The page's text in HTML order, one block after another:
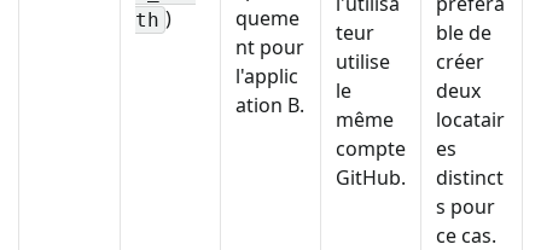
th )
queme
nt pour
l'applic
ation B.
teur
utilise
le
même
compte
GitHub.
ble de
créer
deux
locatair
es
distinct
s pour
ce cas.